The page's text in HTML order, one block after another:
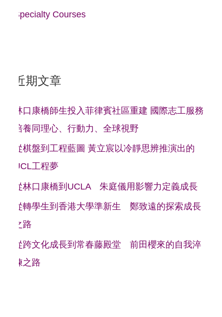
Specialty Courses
近期文章
林口康橋師生投入菲律賓社區重建 國際志工服務
培養同理心、行動力、全球視野
從棋盤到工程藍圖 黃立宸以冷靜思辨推演出的
UCL工程夢
從林口康橋到UCLA 朱庭儀用影響力定義成長
從轉學生到香港大學準新生 鄭致遠的探索成長
之路
從跨文化成長到常春藤殿堂 前田櫻來的自我淬
鍊之路